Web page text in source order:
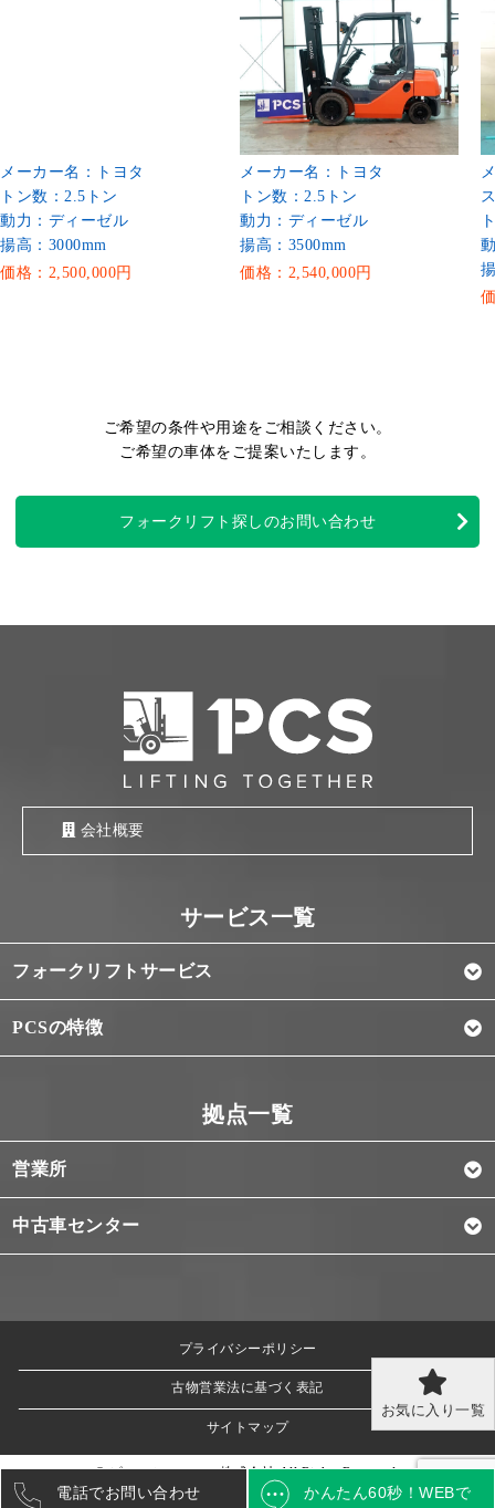
お気に入り一覧
電話でお問い合わせ かんたん60秒！ WEBで
メーカー名：トヨタ
トン数：2.5トン
動力：ディーゼル
揚高：3000mm
価格：2,500,000円
メーカー名：トヨタ
トン数：2.5トン
動力：ディーゼル
揚高：3500mm
価格：2,540,000円
ご希望の条件や用途をご相談ください。
ご希望の車体をご提案いたします。
フォークリフト探しのお問い合わせ
会社概要
フォークリフトサービス
PCSの特徴
営業所
中古車センター
プライバシーポリシー
古物営業法に基づく表記
サイトマップ
© ピー・シー・エス株式会社 All Rights Reserved.